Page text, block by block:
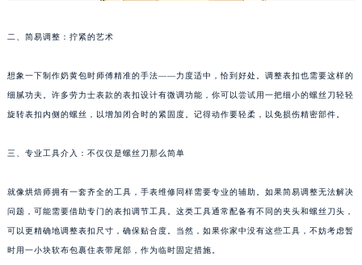
二、简易调整：拧紧的艺术
想象一下制作奶黄包时师傅精准的手法——力度适中，恰到好处。调整表扣也需要这样的
细腻功夫。许多劳力士表款的表扣设计有微调功能，你可以尝试用一把细小的螺丝刀轻轻
旋转表扣内侧的螺丝，以增加闭合时的紧固度。记得动作要轻柔，以免损伤精密部件。
三、专业工具介入：不仅仅是螺丝刀那么简单
就像烘焙师拥有一套齐全的工具，手表维修同样需要专业的辅助。如果简易调整无法解决
问题，可能需要借助专门的表扣调节工具。这类工具通常配备有不同的夹头和螺丝刀头，
可以更精确地调整表扣尺寸，确保贴合度。当然，如果你家中没有这些工具，不妨考虑暂
时用一小块软布包裹住表带尾部，作为临时固定措施。